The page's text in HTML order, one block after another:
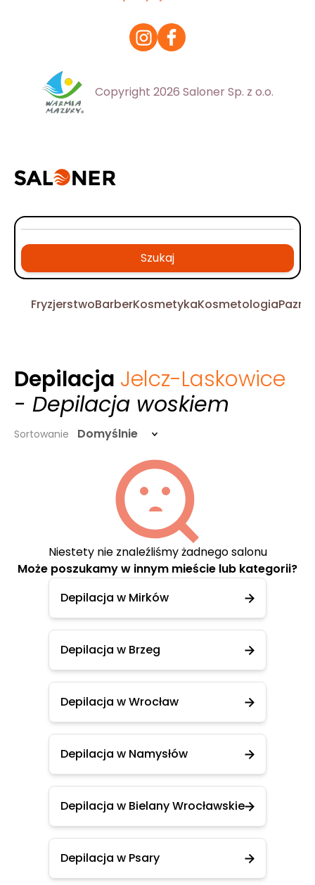
Copyright 2026 Saloner Sp. z o.o.
Szukaj
FryzjerstwoBarberKosmetykaKosmetologia
Depilacja Jelcz-Laskowice
- Depilacja woskiem
Sortowanie Domyślnie
Niestety nie znaleźliśmy żadnego salonu
Może poszukamy w innym mieście lub kategorii?
Depilacja w Mirków
Depilacja w Brzeg
Depilacja w Wrocław
Depilacja w Namysłów
Depilacja w Bielany Wrocławskie
Depilacja w Psary